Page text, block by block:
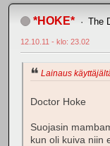
*HOKE* The
12.10.11 - klo: 23.02
Lainaus
Doctor Hoke
Suojasin
kun oli kuiva niin